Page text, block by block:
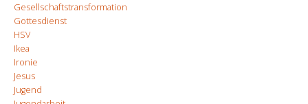
Gesellschaftstransformation
Gottesdienst
HSV
Ikea
Ironie
Jesus
Jugend